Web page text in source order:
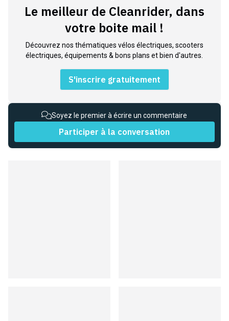
Le meilleur de Cleanrider, dans
votre boite mail !
Découvrez nos thématiques vélos électriques, scooters
électriques, équipements & bons plans et bien d'autres.
S'inscrire gratuitement
Soyez le premier à écrire un commentaire
Participer à la conversation